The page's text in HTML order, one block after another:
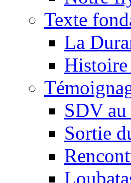
Texte
La
SDV
Sortie